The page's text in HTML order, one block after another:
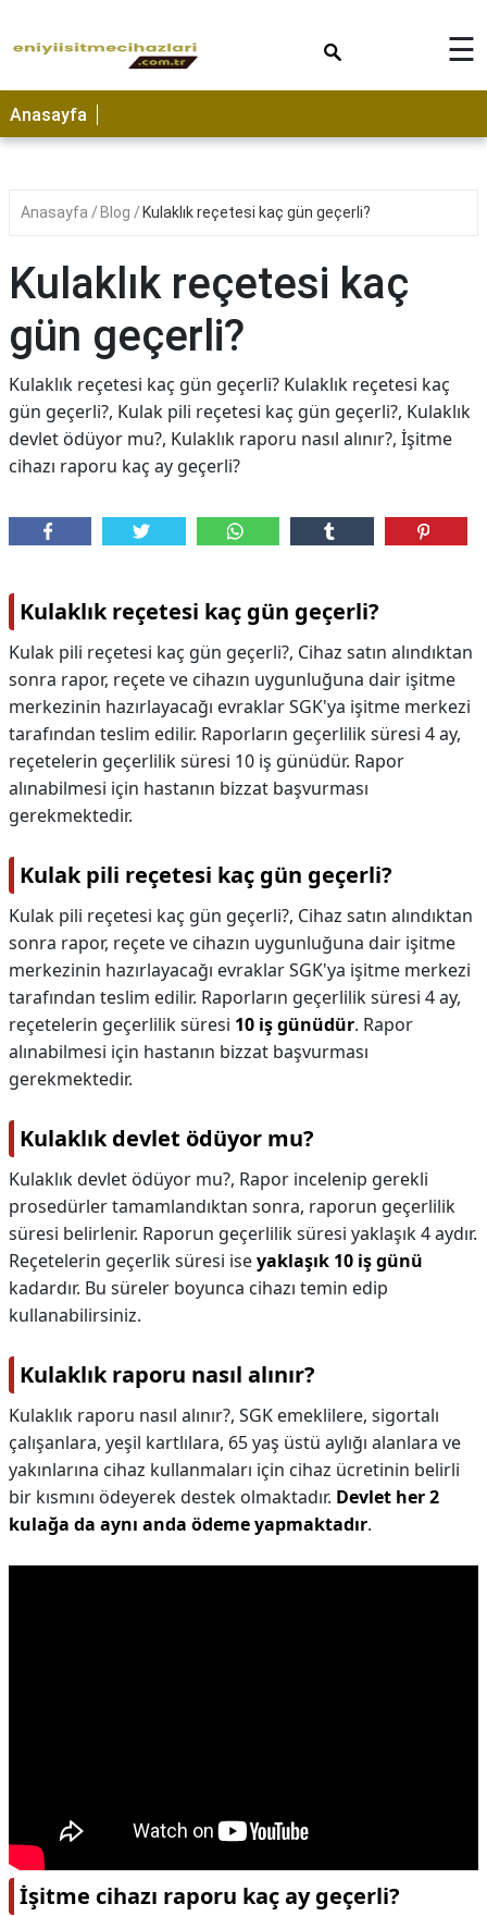
☰
Anasayfa
Anasayfa Blog Kulaklık reçetesi kaç gün geçerli?
Kulaklık reçetesi kaç
gün geçerli?
Kulaklık reçetesi kaç gün geçerli? Kulaklık reçetesi kaç
gün geçerli?, Kulak pili reçetesi kaç gün geçerli?, Kulaklık
devlet ödüyor mu?, Kulaklık raporu nasıl alınır?, İşitme
cihazı raporu kaç ay geçerli?
Kulaklık reçetesi kaç gün geçerli?
Kulak pili reçetesi kaç gün geçerli?, Cihaz satın alındıktan
sonra rapor, reçete ve cihazın uygunluğuna dair işitme
merkezinin hazırlayacağı evraklar SGK'ya işitme merkezi
tarafından teslim edilir. Raporların geçerlilik süresi 4 ay,
reçetelerin geçerlilik süresi 10 iş günüdür. Rapor
alınabilmesi için hastanın bizzat başvurması
gerekmektedir.
Kulak pili reçetesi kaç gün geçerli?
Kulak pili reçetesi kaç gün geçerli?, Cihaz satın alındıktan
sonra rapor, reçete ve cihazın uygunluğuna dair işitme
merkezinin hazırlayacağı evraklar SGK'ya işitme merkezi
tarafından teslim edilir. Raporların geçerlilik süresi 4 ay,
reçetelerin geçerlilik süresi 10 iş günüdür. Rapor
alınabilmesi için hastanın bizzat başvurması
gerekmektedir.
Kulaklık devlet ödüyor mu?
Kulaklık devlet ödüyor mu?, Rapor incelenip gerekli
prosedürler tamamlandıktan sonra, raporun geçerlilik
süresi belirlenir. Raporun geçerlilik süresi yaklaşık 4 aydır.
Reçetelerin geçerlik süresi iseyaklaşık 10 iş günü
kadardır. Bu süreler boyunca cihazı temin edip
kullanabilirsiniz.
Kulaklık raporu nasıl alınır?
Kulaklık raporu nasıl alınır?, SGK emeklilere, sigortalı
çalışanlara, yeşil kartlılara, 65 yaş üstü aylığı alanlara ve
yakınlarına cihaz kullanmaları için cihaz ücretinin belirli
bir kısmını ödeyerek destek olmaktadır. Devlet her 2
kulağa da aynı anda ödeme yapmaktadır.
İşitme cihazı raporu kaç ay geçerli?